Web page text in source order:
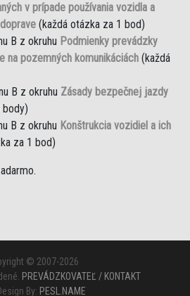
v prípade používania vozidla a
(každá otázka za 1 bod)
B z okruhu Podmienky prevádzky
na pozemných komunikáciách (každá
B z okruhu Zásady bezpečnej jazdy
body)
B z okruhu Konštrukcia vozidiel a ich
za 1 bod)
© 2007-2026
PREVÁDZKOVATEĽ / KONTAKT
By: PESL.NAME